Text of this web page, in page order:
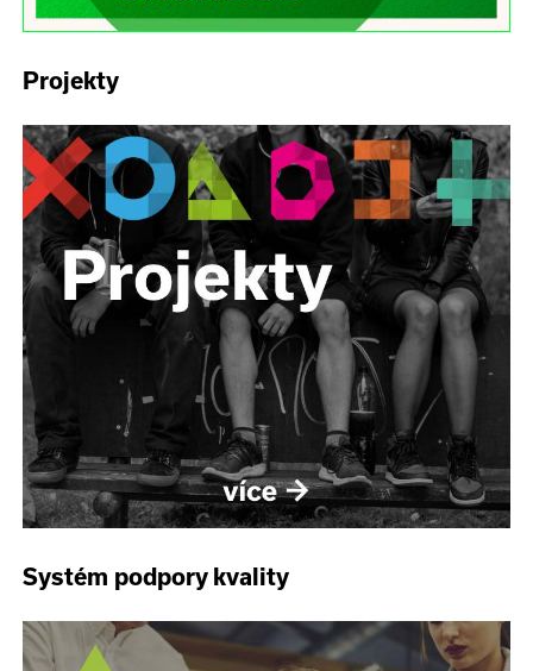
Projekty
Systém podpory kvality